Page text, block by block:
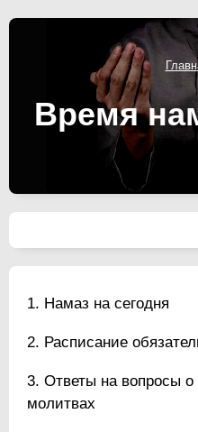
Время
Намаз на сегодня
Расписание
Ответы на вопросы о
молитвах